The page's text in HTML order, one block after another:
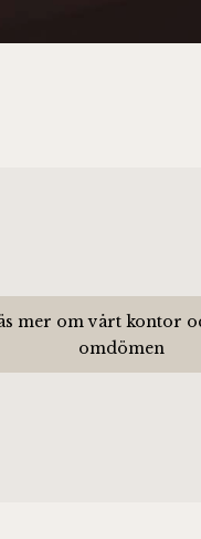
mer om vårt kontor
omdömen